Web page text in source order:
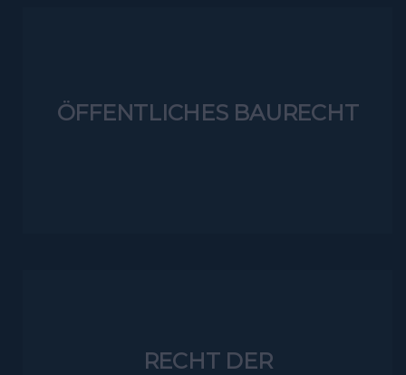
ÖFFENTLICHES BAURECHT
RECHT DER